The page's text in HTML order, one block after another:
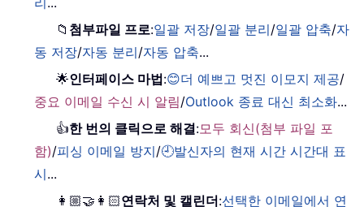
📁 첨부파일 프로:일괄 저장/일괄 분리/일괄 압축/자
동 저장/자동 분리/자동 압축...
🌟인터페이스 마법:😊더 예쁘고 멋진 이모지 제공/
중요 이메일 수신 시 알림/Outlook 종료 대신 최소화...
👍한 번의 클릭으로 해결:모두 회신(첨부 파일 포
함)/피싱 이메일 방지/🕘발신자의 현재 시간 시간대 표
시...
👩🏼‍🤝‍👩🏻연락처 및 캘린더:선택한 이메일에서 연